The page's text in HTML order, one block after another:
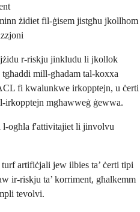
żidiet fil-ġisem jistgħu jkollhom
r-riskju jinkludu li jkollok
mill-għadam tal-koxxa
fi kwalunkwe irkopptejn, u ċerti
irkopptejn mgħawweġ ġewwa.
l-ogħla f'attivitajiet li jinvolvu
artifiċjali jew ilbies ta’ ċerti tipi
ir-riskju ta’ korriment, għalkemm
tevolvi.